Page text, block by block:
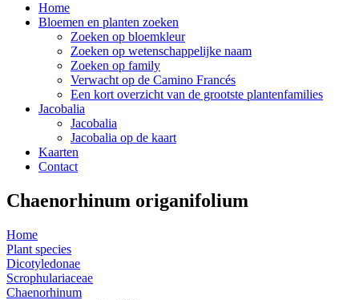
Home
Bloemen en planten zoeken
Zoeken op bloemkleur
Zoeken op wetenschappelijke naam
Zoeken op family
Verwacht op de Camino Francés
Een kort overzicht van de grootste plantenfamilies
Jacobalia
Jacobalia
Jacobalia op de kaart
Kaarten
Contact
Chaenorhinum origanifolium
Home
Plant species
Dicotyledonae
Scrophulariaceae
Chaenorhinum